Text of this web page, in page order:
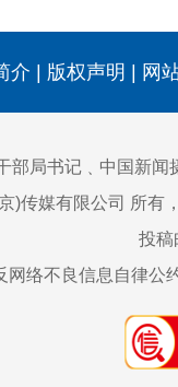
介 版权声明 网
部局书记﹑中国新闻
)传媒有限公司 所有
投稿
网络不良信息自律公